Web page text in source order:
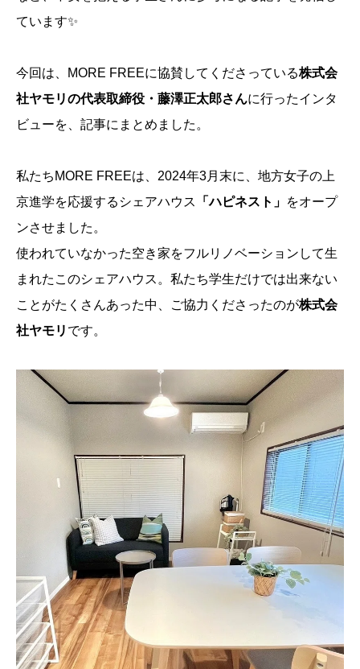
ています✨
今回は、MORE FREEに協賛してくださっている株式会
社ヤモリの代表取締役・藤澤正太郎さんに行ったインタ
ビューを、記事にまとめました。
私たちMORE FREEは、2024年3月末に、地方女子の上
京進学を応援するシェアハウス
「ハピネスト」 をオープ
ンさせました。
使われていなかった空き家をフルリノベーションして生
まれたこのシェアハウス。私たち学生だけでは出来ない
ことがたくさんあった中、ご協力くださったのが株式会
社ヤモリ です。